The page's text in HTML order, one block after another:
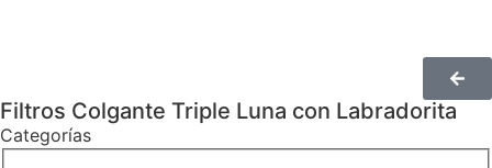
Filtros Colgante Triple Luna con Labradorita
Categorías